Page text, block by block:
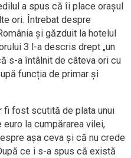
a spus că îi place orașul
ori. Întrebat despre
și găzduit la hotelul
3 l-a descris drept „un
s-a întâlnit de câteva ori cu
funcția de primar și
fi fost scutită de plata unui
la cumpărarea vilei,
așa ceva și că nu crede
ce i s-a spus că există